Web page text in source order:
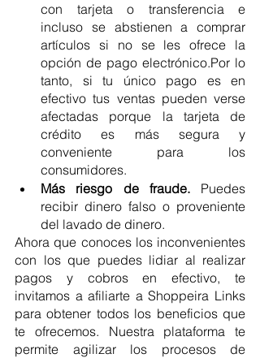
con tarjeta o transferencia e
incluso se abstienen a comprar
artículos si no se les ofrece la
opción de pago electrónico.Por lo
tanto, si tu único pago es en
efectivo tus ventas pueden verse
afectadas porque la tarjeta de
crédito es más segura y
conveniente para los
consumidores.
Más riesgo de fraude. Puedes
recibir dinero falso o proveniente
del lavado de dinero.
Ahora que conoces los inconvenientes
con los que puedes lidiar al realizar
pagos y cobros en efectivo, te
invitamos a afiliarte a Shoppeira Links
para obtener todos los beneficios que
te ofrecemos. Nuestra plataforma te
permite agilizar los procesos de